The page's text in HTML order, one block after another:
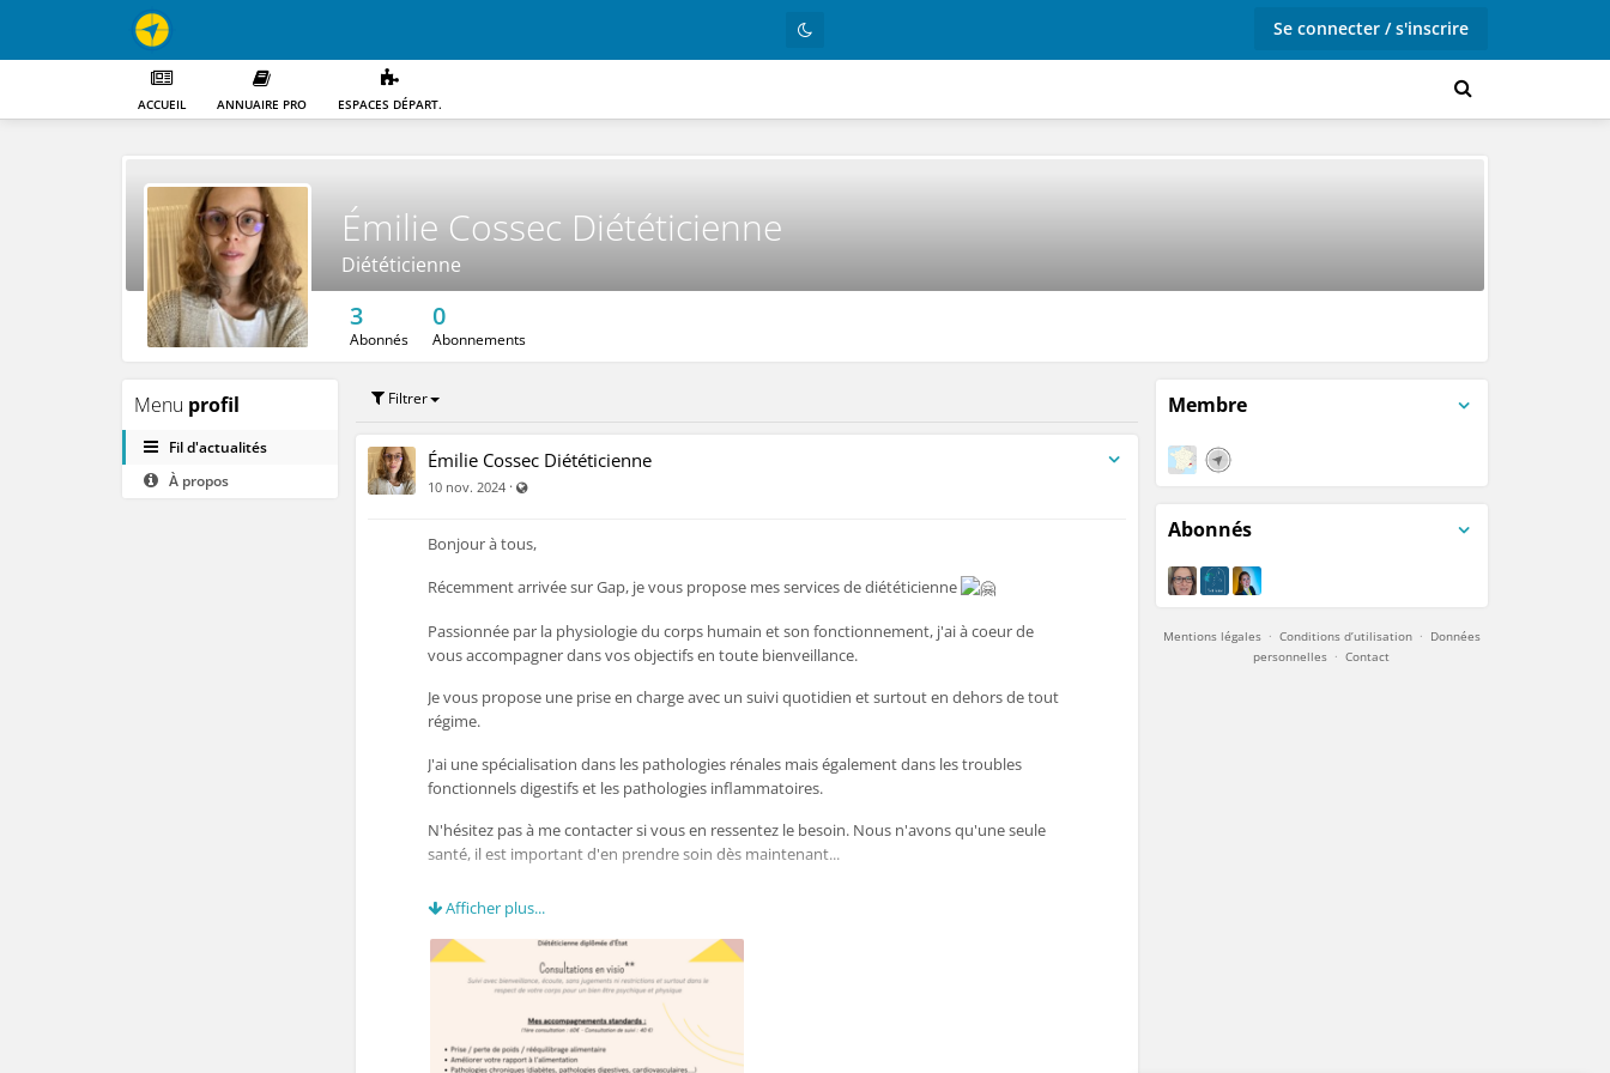
Se connecter / s'inscrire
ACCUEIL ANNUAIRE PRO ESPACES DÉPART.
Émilie Cossec Diététicienne
Diététicienne
3
Abonnés
0
Abonnements
Menu profil
Fil d'actualités
À propos
Filtrer
Émilie Cossec Diététicienne
10 nov. 2024 ·
Bonjour à tous,
Récemment arrivée sur Gap, je vous propose mes services de diététicienne
Passionnée par la physiologie du corps humain et son fonctionnement, j'ai à coeur de
vous accompagner dans vos objectifs en toute bienveillance.
Je vous propose une prise en charge avec un suivi quotidien et surtout en dehors de tout
régime.
J'ai une spécialisation dans les pathologies rénales mais également dans les troubles
fonctionnels digestifs et les pathologies inflammatoires.
N'hésitez pas à me contacter si vous en ressentez le besoin. Nous n'avons qu'une seule
santé, il est important d'en prendre soin dès maintenant...
Pour les professionnels de santé et du paramédical, je ne suis pas fermée à un partage de
cabinet
Bonne soirée
Afficher plus...
Membre
Abonnés
Mentions légales· Conditions d’utilisation· Données
personnelles ·Contact